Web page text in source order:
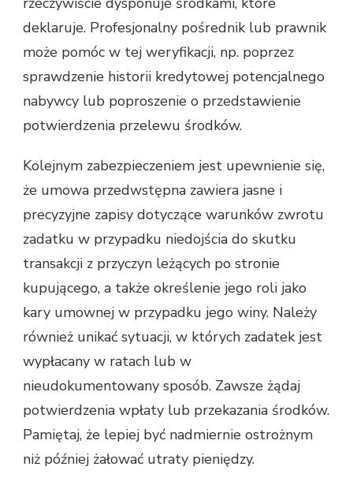
deklaruje. Profesjonalny pośrednik lub prawnik
może pomóc w tej weryfikacji, np. poprzez
sprawdzenie historii kredytowej potencjalnego
nabywcy lub poproszenie o przedstawienie
potwierdzenia przelewu środków.
Kolejnym zabezpieczeniem jest upewnienie się,
że umowa przedwstępna zawiera jasne i
precyzyjne zapisy dotyczące warunków zwrotu
zadatku w przypadku niedojścia do skutku
transakcji z przyczyn leżących po stronie
kupującego, a także określenie jego roli jako
kary umownej w przypadku jego winy. Należy
również unikać sytuacji, w których zadatek jest
wypłacany w ratach lub w
nieudokumentowany sposób. Zawsze żądaj
potwierdzenia wpłaty lub przekazania środków.
Pamiętaj, że lepiej być nadmiernie ostrożnym
niż później żałować utraty pieniędzy.